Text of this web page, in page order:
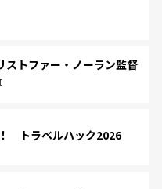
トファー・ノーラン監督
トラベルハック2026